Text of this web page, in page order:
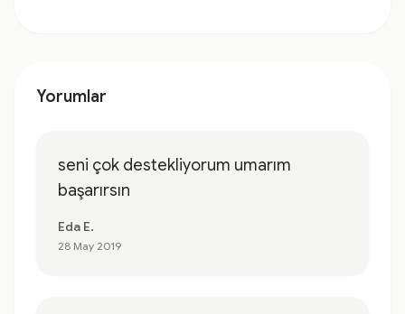
Yorumlar
seni çok destekliyorum umarım
başarırsın
Eda E.
28 May 2019